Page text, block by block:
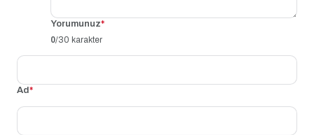
Yorumunuz*
0/30 karakter
Ad*